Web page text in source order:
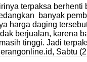
terpaksa
banyak
harga daging
berjualan, karena
tinggi. Jadi
, Sabtu